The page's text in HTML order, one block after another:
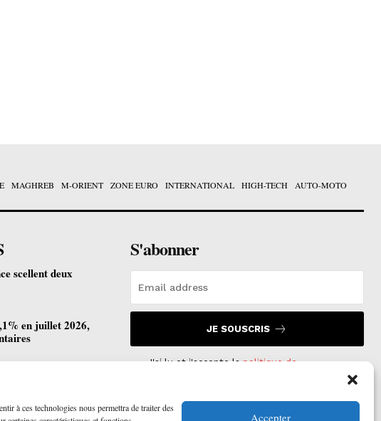
à ces technologies nous permettra de traiter des
Accepter
MAGHREB M-ORIENT ZONE EURO INTERNATIONAL HIGH-TECH AUTO-MOTO
scellent deux
en juillet 2026,
ouvre ses
S'abonner
JE SOUSCRIS
J'ai lu et j'accepte lapolitique de